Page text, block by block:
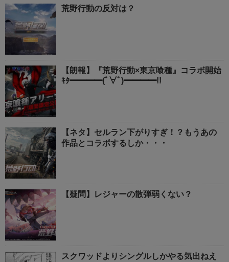
荒野行動の反対は？
【朗報】『荒野行動×東京喰種』コラボ開始
ｷﾀ━━━━(ﾟ∀ﾟ)━━━━!!
【ネタ】セルラン下がりすぎ！？もうあの
作品とコラボするしか・・・
【疑問】レジャーの散弾弱くない？
スクワッドよりシングルしかやる気出ねえ